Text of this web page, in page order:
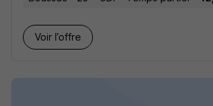
Voir l’offre